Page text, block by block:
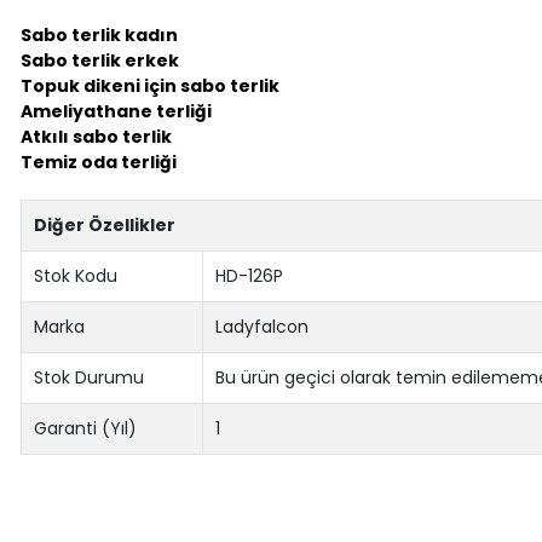
Sabo terlik kadın
Sabo terlik erkek
Topuk dikeni için sabo terlik
Ameliyathane terliği
Atkılı sabo terlik
Temiz oda terliği
Diğer Özellikler
Stok Kodu HD-126P
Marka Ladyfalcon
Stok Durumu Bu ürün geçici olarak temin
Garanti (Yıl) 1